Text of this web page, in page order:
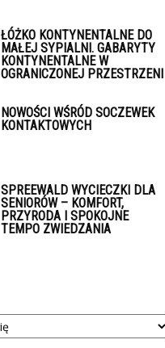
ŁÓŻKO KONTYNENTALNE DO
MAŁEJ SYPIALNI. GABARYTY
KONTYNENTALNE W
OGRANICZONEJ PRZESTRZENI
NOWOŚCI WŚRÓD SOCZEWEK
KONTAKTOWYCH
SPREEWALD WYCIECZKI DLA
SENIORÓW – KOMFORT,
PRZYRODA I SPOKOJNE
TEMPO ZWIEDZANIA